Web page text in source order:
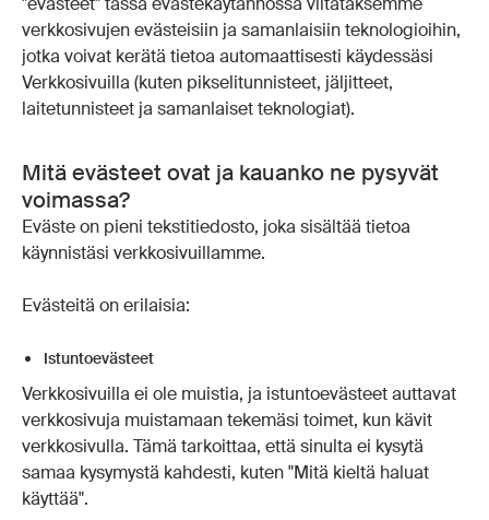
verkkosivujen evästeisiin ja samanlaisiin teknologioihin,
jotka voivat kerätä tietoa automaattisesti käydessäsi
Verkkosivuilla (kuten pikselitunnisteet, jäljitteet,
laitetunnisteet ja samanlaiset teknologiat).
Mitä evästeet ovat ja kauanko ne pysyvät
voimassa?
Eväste on pieni tekstitiedosto, joka sisältää tietoa
käynnistäsi verkkosivuillamme.
Evästeitä on erilaisia:
Istuntoevästeet
Verkkosivuilla ei ole muistia, ja istuntoevästeet auttavat
verkkosivuja muistamaan tekemäsi toimet, kun kävit
verkkosivulla. Tämä tarkoittaa, että sinulta ei kysytä
samaa kysymystä kahdesti, kuten "Mitä kieltä haluat
käyttää".